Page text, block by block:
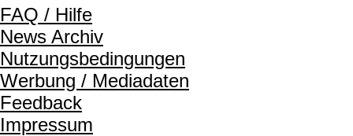
FAQ / Hilfe
News Archiv
Nutzungsbedingungen
Werbung / Mediadaten
Feedback
Impressum